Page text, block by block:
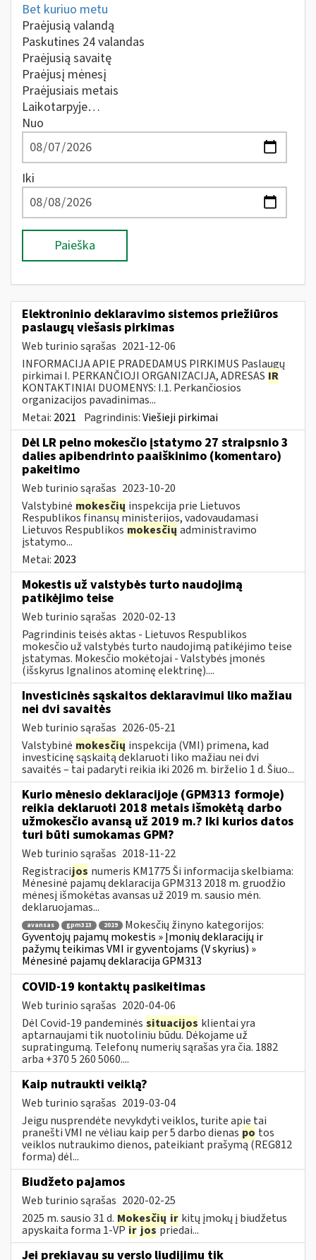
Bet kuriuo metu
Praėjusią valandą
Paskutines 24 valandas
Praėjusią savaitę
Praėjusį mėnesį
Praėjusiais metais
Laikotarpyje…
Nuo
Iki
Paieška
Elektroninio deklaravimo sistemos priežiūros
paslaugų viešasis pirkimas
Web turinio sąrašas 2021-12-06
INFORMACIJA APIE PRADEDAMUS PIRKIMUS Paslaugų
pirkimai I. PERKANČIOJI ORGANIZACIJA, ADRESAS IR
KONTAKTINIAI DUOMENYS: I.1. Perkančiosios
organizacijos pavadinimas...
Metai: 2021 Pagrindinis:Viešieji pirkimai
Dėl LR pelno mokesčio įstatymo 27 straipsnio 3
dalies apibendrinto paaiškinimo (komentaro)
pakeitimo
Web turinio sąrašas 2023-10-20
Valstybinė mokesčių inspekcija prie Lietuvos
Respublikos finansų ministerijos, vadovaudamasi
Lietuvos Respublikos mokesčių administravimo
įstatymo...
Metai: 2023
Mokestis už valstybės turto naudojimą
patikėjimo teise
Web turinio sąrašas 2020-02-13
Pagrindinis teisės aktas - Lietuvos Respublikos
mokesčio už valstybės turto naudojimą patikėjimo teise
įstatymas. Mokesčio mokėtojai - Valstybės įmonės
(išskyrus Ignalinos atominę elektrinę)....
Investicinės sąskaitos deklaravimui liko mažiau
nei dvi savaitės
Web turinio sąrašas 2026-05-21
Valstybinė mokesčių inspekcija (VMI) primena, kad
investicinę sąskaitą deklaruoti liko mažiau nei dvi
savaitės – tai padaryti reikia iki 2026 m. birželio 1 d. Šiuo...
Kurio mėnesio deklaracijoje (GPM313 formoje)
reikia deklaruoti 2018 metais išmokėtą darbo
užmokesčio avansą už 2019 m.? Iki kurios datos
turi būti sumokamas GPM?
Web turinio sąrašas 2018-11-22
Registracijos numeris KM1775 Ši informacija skelbiama:
Mėnesinė pajamų deklaracija GPM313 2018 m. gruodžio
mėnesį išmokėtas avansas už 2019 m. sausio mėn.
deklaruojamas...
avansas gpm313 2019
Mokesčių žinyno kategorijos:
Gyventojų pajamų mokestis » Įmonių deklaracijų ir
pažymų teikimas VMI ir gyventojams (V skyrius) »
Mėnesinė pajamų deklaracija GPM313
COVID-19 kontaktų pasikeitimas
Web turinio sąrašas 2020-04-06
Dėl Covid-19 pandeminės situacijos klientai yra
aptarnaujami tik nuotoliniu būdu. Dėkojame už
supratingumą. Telefonų numerių sąrašas yra čia. 1882
arba +370 5 260 5060....
Kaip nutraukti veiklą?
Web turinio sąrašas 2019-03-04
Jeigu nusprendėte nevykdyti veiklos, turite apie tai
pranešti VMI ne vėliau kaip per 5 darbo dienas po tos
veiklos nutraukimo dienos, pateikiant prašymą (REG812
forma) dėl...
Biudžeto pajamos
Web turinio sąrašas 2020-02-25
2025 m. sausio 31 d. Mokesčių ir kitų įmokų į biudžetus
apyskaita forma 1-VPir jospriedai...
Jei prekiavau su verslo liudijimu tik